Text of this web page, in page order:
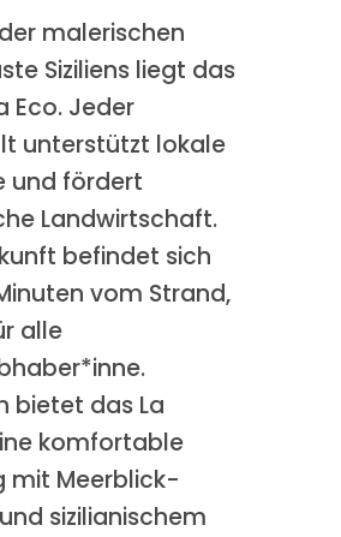
malerischen
Siziliens liegt das
Eco. Jeder
unterstützt lokale
und fördert
Landwirtschaft.
befindet sich
vom Strand,
alle
bietet das La
komfortable
mit Meerblick-
sizilianischem